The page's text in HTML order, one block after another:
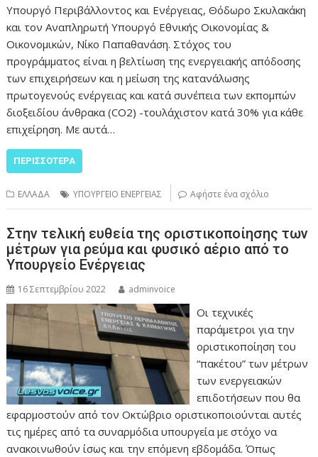
Υπουργό Περιβάλλοντος και Ενέργειας, Θόδωρο Σκυλακάκη
και τον Αναπληρωτή Υπουργό Εθνικής Οικονομίας &
Οικονομικών, Νίκο Παπαθανάση. Στόχος του
προγράμματος είναι η βελτίωση της ενεργειακής απόδοσης
των επιχειρήσεων και η μείωση της κατανάλωσης
πρωτογενούς ενέργειας και κατά συνέπεια των εκπομπών
διοξειδίου άνθρακα (CO2) -τουλάχιστον κατά 30% για κάθε
επιχείρηση. Με αυτά…
ΠΕΡΙΣΣΌΤΕΡΑ
ΕΛΛΑΔΑ ΥΠΟΥΡΓΕΙΟ ΕΝΕΡΓΕΙΑΣ Αφήστε ένα σχόλιο
Στην τελική ευθεία της οριστικοποίησης των
μέτρων για ρεύμα και φυσικό αέριο από το
Υπουργείο Ενέργειας
16 Σεπτεμβρίου 2022 adminvoice
Οι τεχνικές
παράμετροι για την
οριστικοποίηση του
“πακέτου” των μέτρων
των ενεργειακών
επιδοτήσεων που θα
εφαρμοστούν από τον Οκτώβριο οριστικοποιούνται αυτές
τις ημέρες από τα συναρμόδια υπουργεία με στόχο να
ανακοινωθούν ίσως και την επόμενη εβδομάδα. Όπως